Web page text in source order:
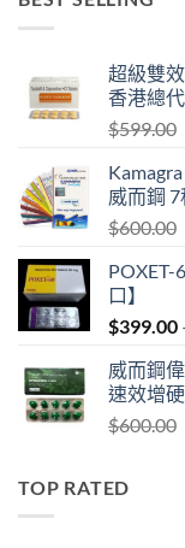
超級雙
香港總
$599.00
威而鋼
$600.00
口】
$399.00
威而鋼
速效增
$600.00
TOP RATED